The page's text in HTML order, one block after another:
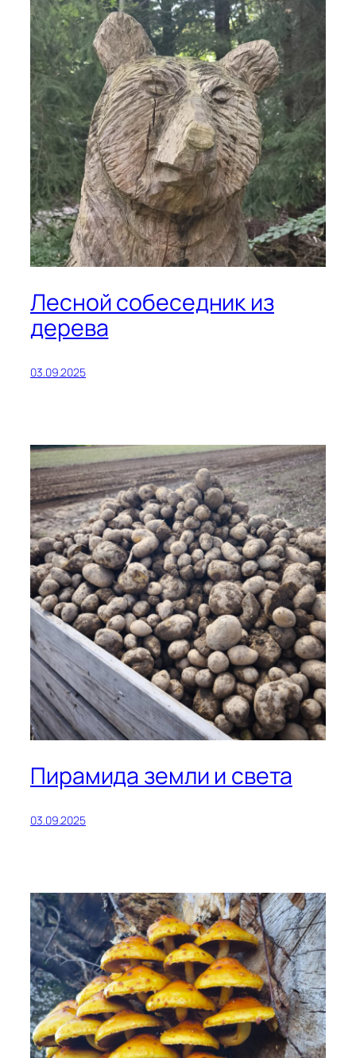
Лесной собеседник из
дерева
03.09.2025
Пирамида земли и света
03.09.2025